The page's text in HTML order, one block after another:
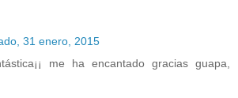
31 enero, 2015
me ha encantado gracias guapa,